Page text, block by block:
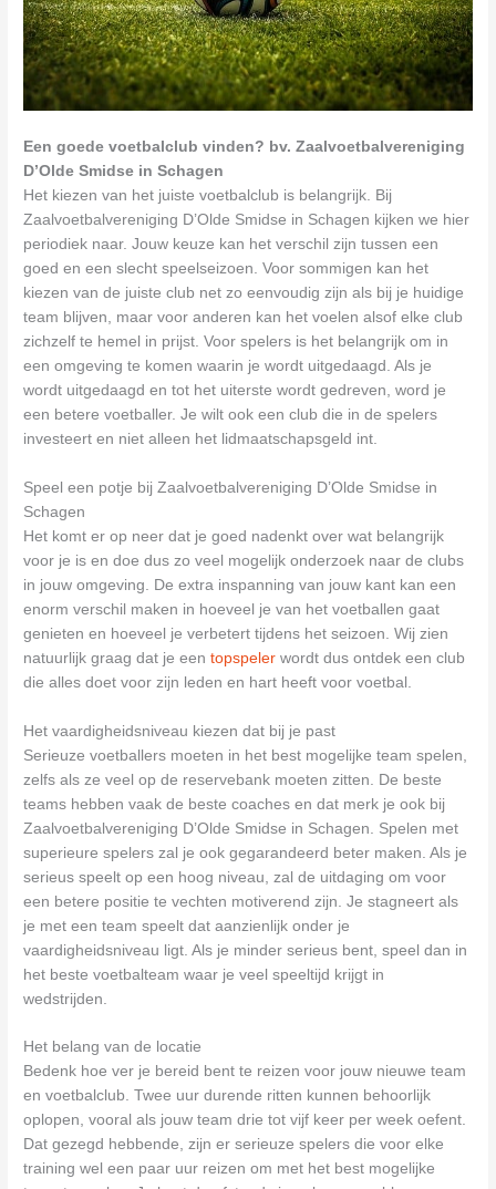
Een goede voetbalclub vinden? bv. Zaalvoetbalvereniging
D’Olde Smidse in Schagen
Het kiezen van het juiste voetbalclub is belangrijk. Bij
Zaalvoetbalvereniging D’Olde Smidse in Schagen kijken we hier
periodiek naar. Jouw keuze kan het verschil zijn tussen een
goed en een slecht speelseizoen. Voor sommigen kan het
kiezen van de juiste club net zo eenvoudig zijn als bij je huidige
team blijven, maar voor anderen kan het voelen alsof elke club
zichzelf te hemel in prijst. Voor spelers is het belangrijk om in
een omgeving te komen waarin je wordt uitgedaagd. Als je
wordt uitgedaagd en tot het uiterste wordt gedreven, word je
een betere voetballer. Je wilt ook een club die in de spelers
investeert en niet alleen het lidmaatschapsgeld int.
Speel een potje bij Zaalvoetbalvereniging D’Olde Smidse in
Schagen
Het komt er op neer dat je goed nadenkt over wat belangrijk
voor je is en doe dus zo veel mogelijk onderzoek naar de clubs
in jouw omgeving. De extra inspanning van jouw kant kan een
enorm verschil maken in hoeveel je van het voetballen gaat
genieten en hoeveel je verbetert tijdens het seizoen. Wij zien
natuurlijk graag dat je eentopspeler wordt dus ontdek een club
die alles doet voor zijn leden en hart heeft voor voetbal.
Het vaardigheidsniveau kiezen dat bij je past
Serieuze voetballers moeten in het best mogelijke team spelen,
zelfs als ze veel op de reservebank moeten zitten. De beste
teams hebben vaak de beste coaches en dat merk je ook bij
Zaalvoetbalvereniging D’Olde Smidse in Schagen. Spelen met
superieure spelers zal je ook gegarandeerd beter maken. Als je
serieus speelt op een hoog niveau, zal de uitdaging om voor
een betere positie te vechten motiverend zijn. Je stagneert als
je met een team speelt dat aanzienlijk onder je
vaardigheidsniveau ligt. Als je minder serieus bent, speel dan in
het beste voetbalteam waar je veel speeltijd krijgt in
wedstrijden.
Het belang van de locatie
Bedenk hoe ver je bereid bent te reizen voor jouw nieuwe team
en voetbalclub. Twee uur durende ritten kunnen behoorlijk
oplopen, vooral als jouw team drie tot vijf keer per week oefent.
Dat gezegd hebbende, zijn er serieuze spelers die voor elke
training wel een paar uur reizen om met het best mogelijke